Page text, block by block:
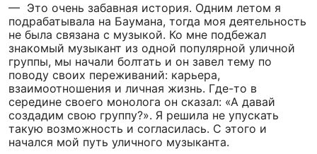
— Это очень забавная история. Одним летом я
подрабатывала на Баумана, тогда моя деятельность
не была связана с музыкой. Ко мне подбежал
знакомый музыкант из одной популярной уличной
группы, мы начали болтать и он завел тему по
поводу своих переживаний: карьера,
взаимоотношения и личная жизнь. Где-то в
середине своего монолога он сказал: «А давай
создадим свою группу?». Я решила не упускать
такую возможность и согласилась. С этого и
начался мой путь уличного музыканта.